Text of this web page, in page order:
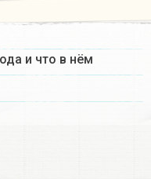
и что в нём